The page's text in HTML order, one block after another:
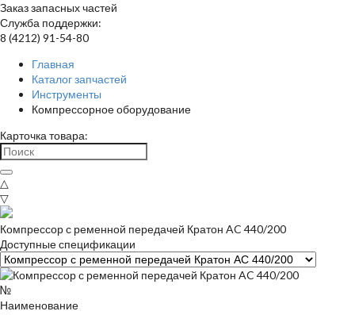
Заказ запасных частей
Служба поддержки:
8 (4212) 91-54-80
Главная
Каталог запчастей
Инструменты
Компрессорное оборудование
Карточка товара:
△
▽
Компрессор с ременной передачей Кратон AC 440/200
Доступные спецификации
№
Наименование